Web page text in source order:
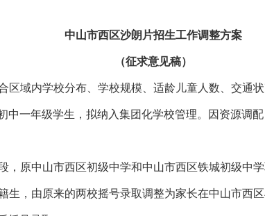
中山市西区沙朗片招生工作调整方案
（征求意见稿）
域内学校分布、学校规模、适龄儿童人数、交通
中一年级学生，拟纳入集团化学校管理。因资源调
原中山市西区初级中学和中山市西区铁城初级中
生，由原来的两校摇号录取调整为家长在中山市西